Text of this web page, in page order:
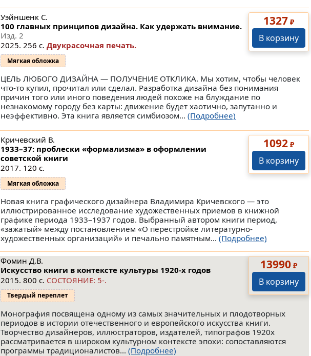
1327 ₽
В корзину
Уэйншенк С.
100 главных принципов дизайна. Как удержать внимание.
Изд. 2
2025. 256 с. Двукрасочная печать.
Мягкая обложка
ЦЕЛЬ ЛЮБОГО ДИЗАЙНА — ПОЛУЧЕНИЕ ОТКЛИКА. Мы хотим, чтобы человек
что-то купил, прочитал или сделал. Разработка дизайна без понимания
причин того или иного поведения людей похоже на блуждание по
незнакомому городу без карты: движение будет хаотично, запутанно и
неэффективно. Эта книга является симбиозом... (Подробнее)
1092 ₽
В корзину
Кричевский В.
1933–37: проблески «формализма» в оформлении
советской книги
2017. 120 с.
Мягкая обложка
Новая книга графического дизайнера Владимира Кричевского — это
иллюстрированное исследование художественных приемов в книжной
графике периода 1933–1937 годов. Выбранный автором книги период,
«зажатый» между постановлением «О перестройке литературно-
художественных организаций» и печально памятным... (Подробнее)
13990 ₽
В корзину
Фомин Д.В.
Искусство книги в контексте культуры 1920-х годов
2015. 800 с. СОСТОЯНИЕ: 5-.
Твердый переплет
Монография посвящена одному из самых значительных и плодотворных
периодов в истории отечественного и европейского искусства книги.
Творчество дизайнеров, иллюстраторов, издателей, типографов 1920х
рассматривается в широком культурном контексте эпохи: сопоставляются
программы традиционалистов... (Подробнее)